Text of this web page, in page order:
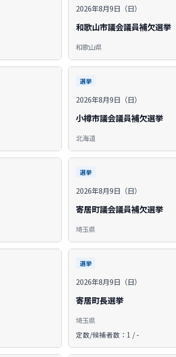
2026年8月9日（日）
和歌山市議会議員補欠選挙
和歌山県
選挙
2026年8月9日（日）
小樽市議会議員補欠選挙
北海道
選挙
2026年8月9日（日）
寄居町議会議員補欠選挙
埼玉県
選挙
2026年8月9日（日）
寄居町長選挙
埼玉県
定数/候補者数：1 / -